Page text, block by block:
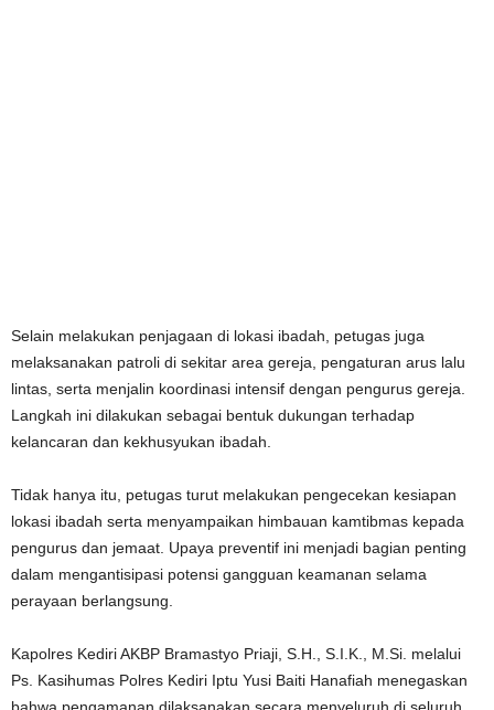
Selain melakukan penjagaan di lokasi ibadah, petugas juga
melaksanakan patroli di sekitar area gereja, pengaturan arus lalu
lintas, serta menjalin koordinasi intensif dengan pengurus gereja.
Langkah ini dilakukan sebagai bentuk dukungan terhadap
kelancaran dan kekhusyukan ibadah.
Tidak hanya itu, petugas turut melakukan pengecekan kesiapan
lokasi ibadah serta menyampaikan himbauan kamtibmas kepada
pengurus dan jemaat. Upaya preventif ini menjadi bagian penting
dalam mengantisipasi potensi gangguan keamanan selama
perayaan berlangsung.
Kapolres Kediri AKBP Bramastyo Priaji, S.H., S.I.K., M.Si. melalui
Ps. Kasihumas Polres Kediri Iptu Yusi Baiti Hanafiah menegaskan
bahwa pengamanan dilaksanakan secara menyeluruh di seluruh